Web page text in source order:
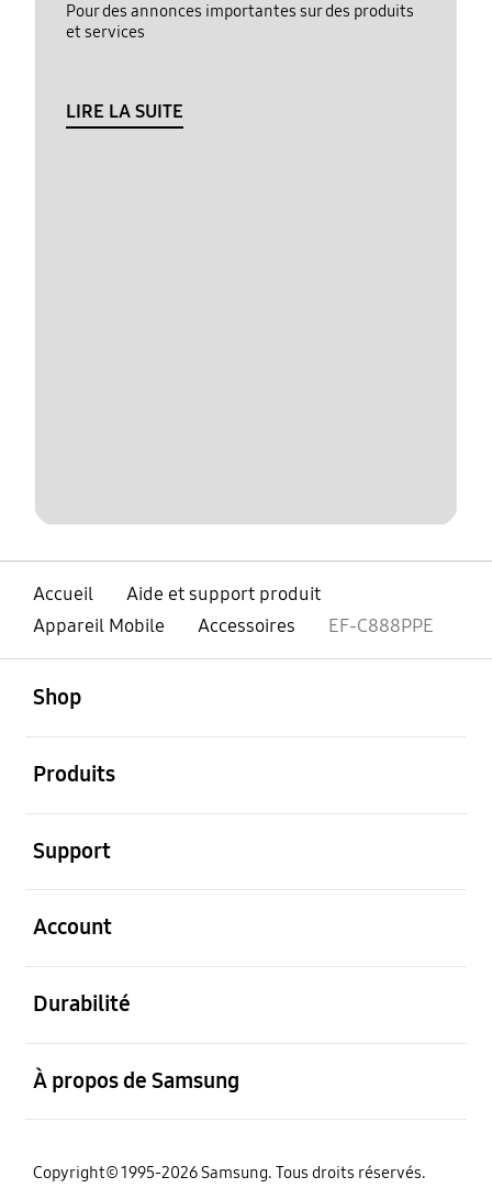
Pour des annonces importantes sur des produits
et services
LIRE LA SUITE
Accueil
Aide et support produit
Appareil Mobile
Accessoires EF-C888PPE
Shop
Produits
Support
Account
Durabilité
À propos de Samsung
Copyright© 1995-2026 Samsung. Tous droits réservés.